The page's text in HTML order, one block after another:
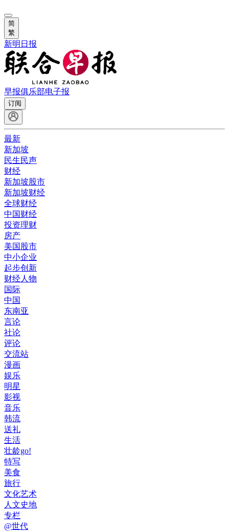
简
繁
新明日报
早报俱乐部电子报
订阅
最新
新加坡
民生民声
财经
新加坡股市
新加坡财经
全球财经
中国财经
投资理财
房产
美国股市
中小企业
起步创新
财经人物
国际
中国
东南亚
言论
社论
评论
交流站
漫画
娱乐
明星
影视
音乐
韩流
送礼
生活
壮龄go!
特写
美食
旅行
文化艺术
人文史地
专栏
@世代